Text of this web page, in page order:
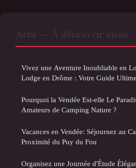
Vivez une Aventure Inoubliable en
Lodge en Drôme : Votre Guide Ultime
Pourquoi la Vendée Est-elle Le
Amateurs de Camping Nature ?
Vacances en Vendée: Séjournez au
Proximité du Puy du Fou
Organisez une Journée d'Étude